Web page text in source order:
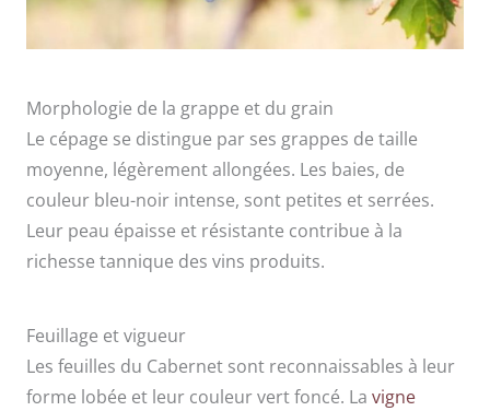
Morphologie de la grappe et du grain
Le cépage se distingue par ses grappes de taille
moyenne, légèrement allongées. Les baies, de
couleur bleu-noir intense, sont petites et serrées.
Leur peau épaisse et résistante contribue à la
richesse tannique des vins produits.
Feuillage et vigueur
Les feuilles du Cabernet sont reconnaissables à leur
forme lobée et leur couleur vert foncé. La vigne